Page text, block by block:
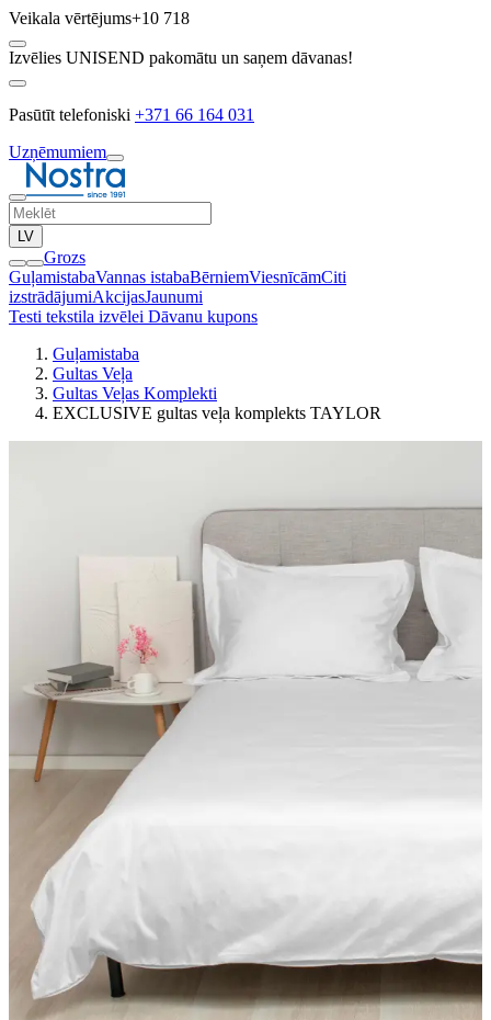
Veikala vērtējums+10 718
Izvēlies UNISEND pakomātu un saņem dāvanas!
Pasūtīt telefoniski +371 66 164 031
Uzņēmumiem
LV
Grozs
GuļamistabaVannas istabaBērniemViesnīcāmCiti
izstrādājumiAkcijasJaunumi
Testi tekstila izvēlei Dāvanu kupons
Guļamistaba
Gultas Veļa
Gultas Veļas Komplekti
EXCLUSIVE gultas veļa komplekts TAYLOR